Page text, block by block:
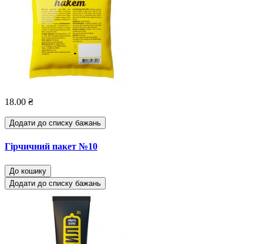
18.00 ₴
Додати до списку бажань
Гірчичний пакет №10
До кошику
Додати до списку бажань